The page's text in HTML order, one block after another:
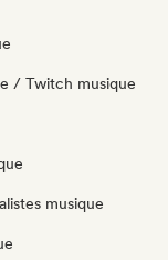
/ Twitch musique
musique